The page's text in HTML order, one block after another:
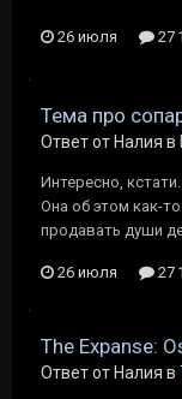
26 июля 27
Тема про
Ответ от Налия в
Интересно,
Она об этом как-
продавать души
26 июля 27
The Expanse:
Ответ от Налия в